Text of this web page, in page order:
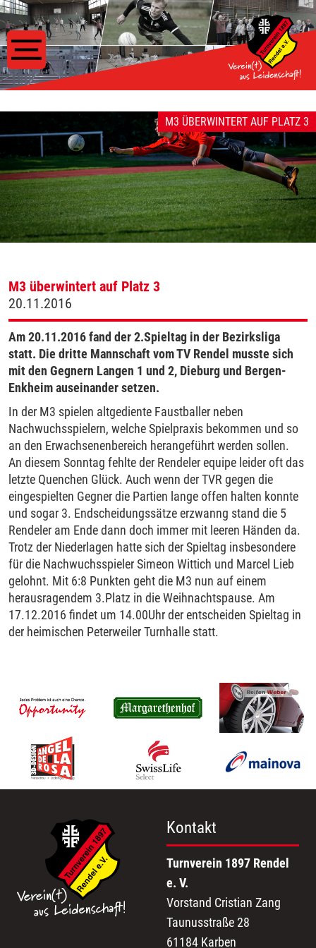
M3 ÜBERWINTERT AUF PLATZ 3
M3 überwintert auf Platz 3
20.11.2016
Am 20.11.2016 fand der 2.Spieltag in der Bezirksliga
statt. Die dritte Mannschaft vom TV Rendel musste sich
mit den Gegnern Langen 1 und 2, Dieburg und Bergen-
Enkheim auseinander setzen.
In der M3 spielen altgediente Faustballer neben
Nachwuchsspielern, welche Spielpraxis bekommen und so
an den Erwachsenenbereich herangeführt werden sollen.
An diesem Sonntag fehlte der Rendeler equipe leider oft das
letzte Quenchen Glück. Auch wenn der TVR gegen die
eingespielten Gegner die Partien lange offen halten konnte
und sogar 3. Endscheidungssätze erzwanng stand die 5
Rendeler am Ende dann doch immer mit leeren Händen da.
Trotz der Niederlagen hatte sich der Spieltag insbesondere
für die Nachwuchsspieler Simeon Wittich und Marcel Lieb
gelohnt. Mit 6:8 Punkten geht die M3 nun auf einem
herausragendem 3.Platz in die Weihnachtspause. Am
17.12.2016 findet um 14.00Uhr der entscheiden Spieltag in
der heimischen Peterweiler Turnhalle statt.
Kontakt
Turnverein 1897 Rendel
e. V.
Vorstand Cristian Zang
Taunusstraße 28
61184 Karben